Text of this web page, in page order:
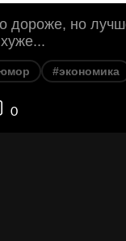
дороже, но
#экономика
0